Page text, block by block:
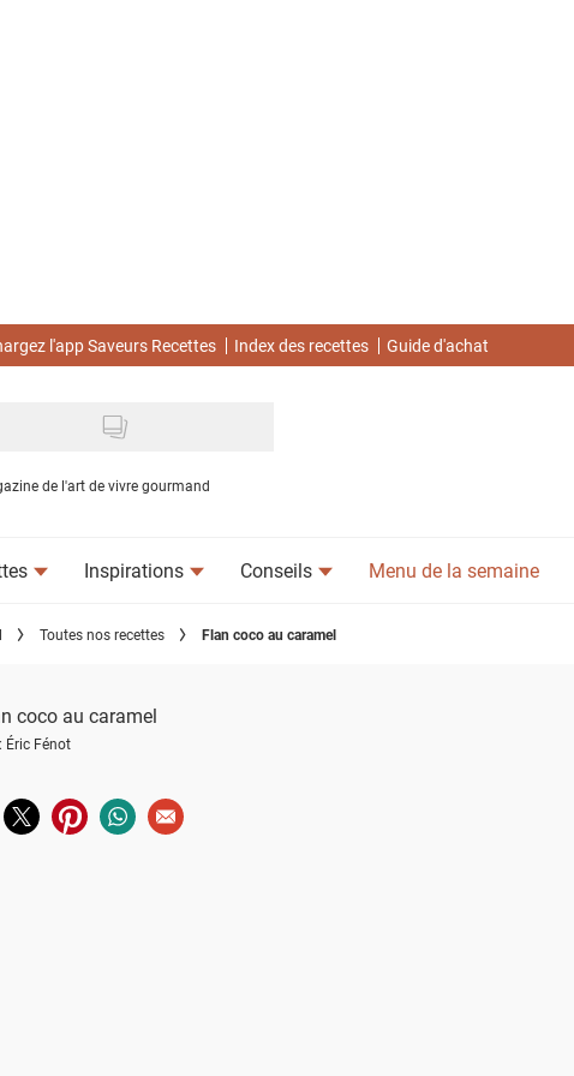
l'app Saveurs Recettes Index des recettes Guide d'achat
de l'art de vivre gourmand
Inspirations Conseils Menu de la semaine
Toutes nos recettes Flan coco au caramel
Éric Fénot
sur facebook
Partager sur twitter
Partager sur pinterest
Partager sur whatsapp
Envoyer à un ami